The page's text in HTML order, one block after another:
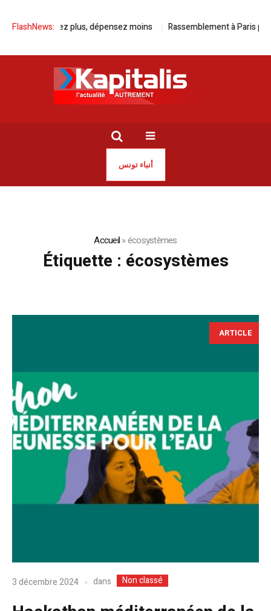
FlashNews:
Kia, roulez plus, dépensez moins Rassemblement à Paris pour la
أنباء تونس
Accueil»écosystèmes
Étiquette : écosystèmes
ARTICLE
3 décembre 2024 dans Non classé